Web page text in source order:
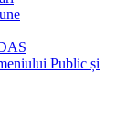
Public și